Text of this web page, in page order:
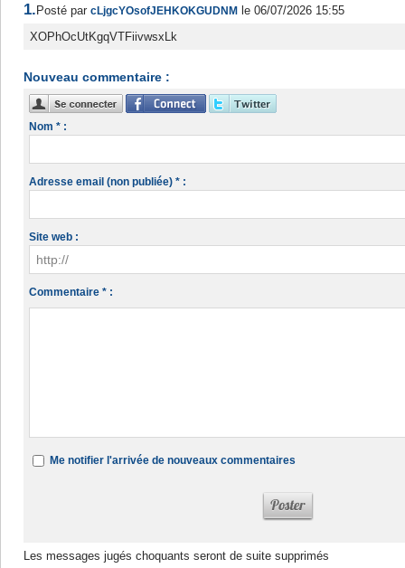
1. Posté parcLjgcYOsofJEHKOKGUDNM
le 06/07/2026 15:55
XOPhOcUtKgqVTFiivwsxLk
Nouveau commentaire :
Nom * :
Adresse email (non publiée) * :
Site web :
Commentaire * :
Me notifier l'arrivée de nouveaux commentaires
Les messages jugés choquants seront de suite supprimés